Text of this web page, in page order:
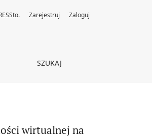
SZUKAJ
Zarejestruj Zaloguj
wirtualnej na